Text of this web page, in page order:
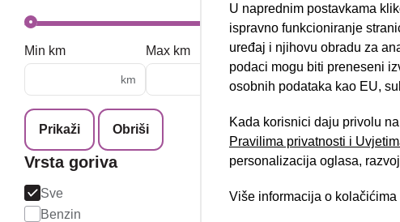
Min km
km
Max km
km
Prikaži Obriši
Vrsta goriva
Sve
Benzin
Hyundai Kona
40.000 km
Nova lokacija -
U naprednim postavkama
ispravno funkcioniranje
uređaj i njihovu obradu za
podaci mogu biti preneseni
osobnih podataka kao EU,
Kada korisnici daju privolu
Pravilima privatnosti i
personalizacija oglasa,
Više informacija o kolačićima